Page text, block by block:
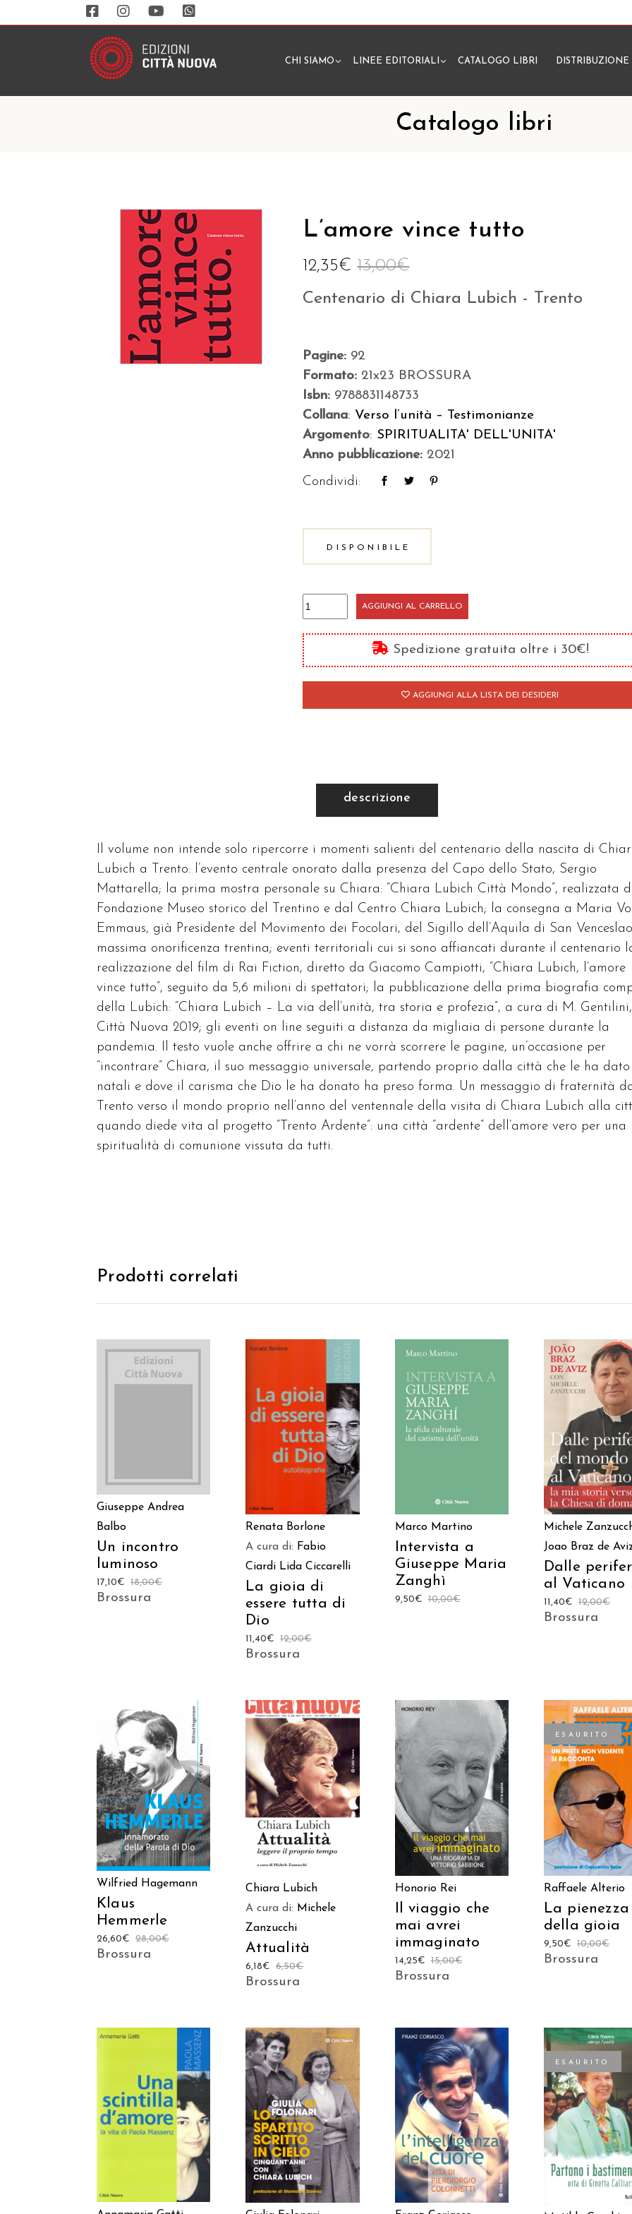
CHI SIAMO LINEE EDITORIALI CATALOGO LIBRI DISTRIBUZIONE
Catalogo libri
L’amore vince tutto
13,00€
12,35€
Centenario di Chiara Lubich - Trento
Pagine: 92
Formato: 21x23 BROSSURA
Isbn: 9788831148733
Collana: Verso l’unità – Testimonianze
Argomento: SPIRITUALITA' DELL'UNITA'
Anno pubblicazione: 2021
Condividi:
DISPONIBILE
L'amore
vince
tutto
quantità
AGGIUNGI AL CARRELLO
Spedizione gratuita oltre i 30€!
AGGIUNGI ALLA LISTA DEI DESIDERI
descrizione
Il volume non intende solo ripercorre i momenti salienti del centenario della nascita di
Lubich a Trento: l’evento centrale onorato dalla presenza del Capo dello Stato, Sergio
Mattarella; la prima mostra personale su Chiara: “Chiara Lubich Città Mondo”, realizzata
Fondazione Museo storico del Trentino e dal Centro Chiara Lubich; la consegna a Maria
Emmaus, già Presidente del Movimento dei Focolari, del Sigillo dell’Aquila di San
massima onorificenza trentina; eventi territoriali cui si sono affiancati durante il centenario
realizzazione del film di Rai Fiction, diretto da Giacomo Campiotti, “Chiara Lubich, l’amore
vince tutto”, seguito da 5,6 milioni di spettatori; la pubblicazione della prima biografia
della Lubich: “Chiara Lubich – La via dell’unità, tra storia e profezia”, a cura di M. Gentilini,
Città Nuova 2019; gli eventi on line seguiti a distanza da migliaia di persone durante la
pandemia. Il testo vuole anche offrire a chi ne vorrà scorrere le pagine, un’occasione per
“incontrare” Chiara, il suo messaggio universale, partendo proprio dalla città che le ha dato
natali e dove il carisma che Dio le ha donato ha preso forma. Un messaggio di fraternità
Trento verso il mondo proprio nell’anno del ventennale della visita di Chiara Lubich alla
quando diede vita al progetto “Trento Ardente”: una città “ardente” dell’amore vero per una
spiritualità di comunione vissuta da tutti.
Prodotti correlati
Giuseppe Andrea
Balbo
Un incontro
luminoso
18,00€
17,10€
Brossura
AGGIUNGI AL
CARRELLO
Renata Borlone
A cura di: Fabio
Ciardi Lida Ciccarelli
La gioia di
essere tutta di
Dio
12,00€
11,40€
Brossura
AGGIUNGI AL
CARRELLO
Marco Martino
Intervista a
Giuseppe Maria
Zanghì
10,00€
9,50€
AGGIUNGI AL
CARRELLO
Michele
Joao Braz de
Dalle
al Vaticano
12,00€
11,40€
Brossura
AGGIUNGI AL
CARRELLO
Wilfried Hagemann
Klaus
Hemmerle
28,00€
26,60€
Brossura
AGGIUNGI AL
CARRELLO
Chiara Lubich
A cura di: Michele
Zanzucchi
Attualità
6,50€
6,18€
Brossura
AGGIUNGI AL
CARRELLO
Honorio Rei
Il viaggio che
mai avrei
immaginato
15,00€
14,25€
Brossura
ESAURITO
LEGGI TUTTO
Raffaele Alterio
La pienezza
della gioia
10,00€
9,50€
Brossura
AGGIUNGI AL
CARRELLO
AGGIUNGI AL
CARRELLO
AGGIUNGI AL
CARRELLO
ESAURITO
LEGGI TUTTO